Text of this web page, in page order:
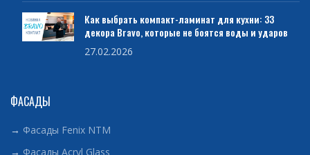
Как выбрать компакт-ламинат для кухни: 33
декора Bravo, которые не боятся воды и ударов
27.02.2026
ФАСАДЫ
→ Фасады Fenix NTM
→ Фасады Acryl Glass